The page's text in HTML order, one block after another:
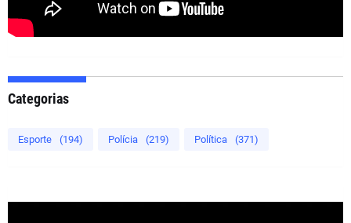
Categorias
Esporte (194) Polícia (219) Política (371)